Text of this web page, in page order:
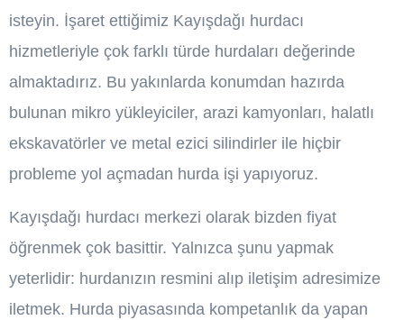
isteyin. İşaret ettiğimiz Kayışdağı hurdacı
hizmetleriyle çok farklı türde hurdaları değerinde
almaktadırız. Bu yakınlarda konumdan hazırda
bulunan mikro yükleyiciler, arazi kamyonları, halatlı
ekskavatörler ve metal ezici silindirler ile hiçbir
probleme yol açmadan hurda işi yapıyoruz.
Kayışdağı hurdacı merkezi olarak bizden fiyat
öğrenmek çok basittir. Yalnızca şunu yapmak
yeterlidir: hurdanızın resmini alıp iletişim adresimize
iletmek. Hurda piyasasında kompetanlık da yapan